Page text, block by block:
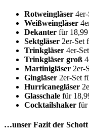
Rotweingläser
Weißweingläser
Dekanter für
Sektgläser 2er-Set
Trinkgläser 4er-
Trinkgläser groß
Martinigläser 2er-
Gingläser 2er-Set
Hurricanegläser
Glasschale für
Cocktailshaker für
…unser Fazit der